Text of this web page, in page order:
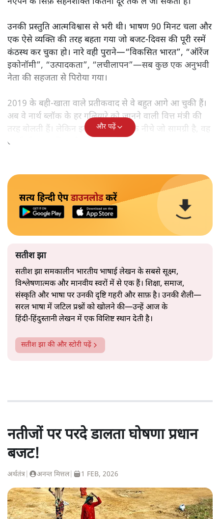
उनकी प्रस्तुति आत्मविश्वास से भरी थी। भाषण 90 मिनट चला और
एक ऐसे व्यक्ति की तरह बहता गया जो बजट‑दिवस की पूरी रस्में
कंठस्थ कर चुका हो। नारे वही पुराने—“विकसित भारत”, “ऑरेंज
इकोनॉमी”, “उत्पादकता”, “लचीलापन”—सब कुछ एक अनुभवी
नेता की सहजता से पिरोया गया।
2019 के बही‑खाता वाले प्रतीकवाद से वे बहुत आगे आ चुकी हैं।
अब वे नार्थ ब्लॉक के हर गलियारे को जानने वाली वित्त मंत्री की
तरह बोलती हैं। लेकिन इस आत्मविश्वास के नीचे जो सामग्री है, वह
उतनी ही अनुमानित और दोहराव भरी।
और पढ़ें
सत्य हिन्दी ऐपडाउनलोडकरें
सतीश झा
सतीश झा समकालीन भारतीय भाषाई लेखन के सबसे सूक्ष्म,
विश्लेषणात्मक और मानवीय स्वरों में से एक हैं। शिक्षा, समाज,
संस्कृति और भाषा पर उनकी दृष्टि गहरी और साफ़ है। उनकी शैली—
सरल भाषा में जटिल प्रश्नों को खोलने की—उन्हें आज के
हिंदी‑हिंदुस्तानी लेखन में एक विशिष्ट स्थान देती है।
सतीश झा की और स्टोरी पढ़ें
नतीजों पर परदे डालता घोषणा प्रधान
बजट!
अर्थतंत्र अनन्त मित्तल| 1 FEB, 2026